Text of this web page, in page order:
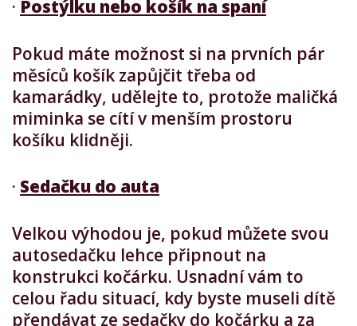
· Postýlku nebo košík na spaní
Pokud máte možnost si na prvních pár
měsíců košík zapůjčit třeba od
kamarádky, udělejte to, protože maličká
miminka se cítí v menším prostoru
košíku klidněji.
· Sedačku do auta
Velkou výhodou je, pokud můžete svou
autosedačku lehce připnout na
konstrukci kočárku. Usnadní vám to
celou řadu situací, kdy byste museli dítě
přendávat ze sedačky do kočárku a za